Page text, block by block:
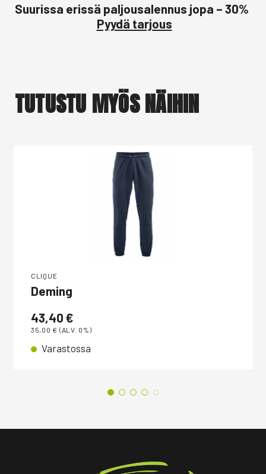
Suurissa erissä paljousalennus jopa – 30%
Pyydä tarjous
TUTUSTU MYÖS NÄIHIN
CLIQUE
Deming
43,40 €
35,00 € (ALV. 0%)
Varastossa